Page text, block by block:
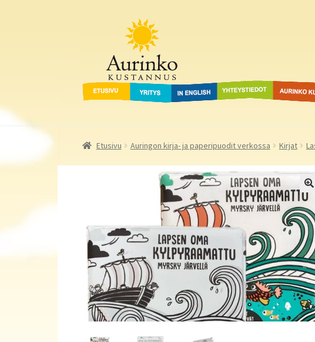
navigointiin
Aurinko Kustannus
Etusivu Yritys In English Yhteystiedot Aurinko
Etusivu Auringon kirja- ja paperipuodit verkossa Kirjat